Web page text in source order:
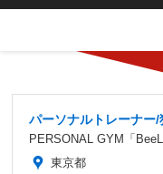
パーソナルトレーナー
PERSONAL GYM「
東京都